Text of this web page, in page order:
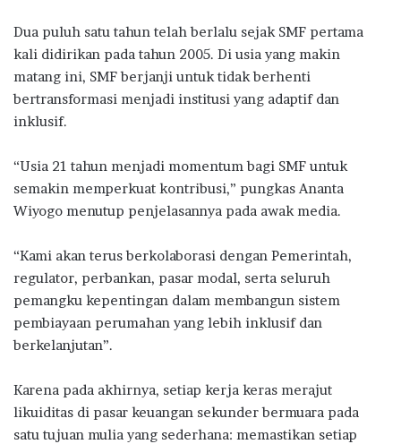
Dua puluh satu tahun telah berlalu sejak SMF pertama
kali didirikan pada tahun 2005. Di usia yang makin
matang ini, SMF berjanji untuk tidak berhenti
bertransformasi menjadi institusi yang adaptif dan
inklusif.
“Usia 21 tahun menjadi momentum bagi SMF untuk
semakin memperkuat kontribusi,” pungkas Ananta
Wiyogo menutup penjelasannya pada awak media.
“Kami akan terus berkolaborasi dengan Pemerintah,
regulator, perbankan, pasar modal, serta seluruh
pemangku kepentingan dalam membangun sistem
pembiayaan perumahan yang lebih inklusif dan
berkelanjutan”.
Karena pada akhirnya, setiap kerja keras merajut
likuiditas di pasar keuangan sekunder bermuara pada
satu tujuan mulia yang sederhana: memastikan setiap